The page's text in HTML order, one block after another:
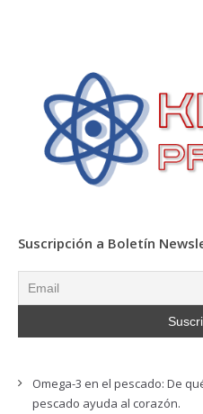
Suscripción a Boletín
Omega-3 en el pescado: De
pescado ayuda al corazón.